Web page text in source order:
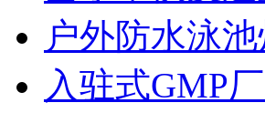
户外防水泳
入驻式GMP